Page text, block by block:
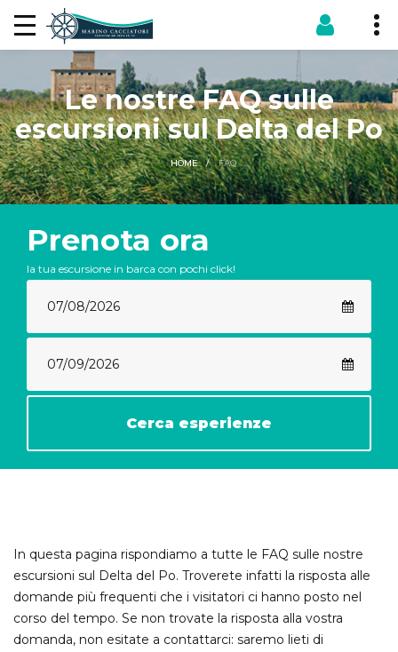
Le nostre FAQ sulle
escursioni sul Delta del Po
HOME FAQ
Prenota ora
la tua escursione in barca con pochi click!
Cerca esperienze
In questa pagina rispondiamo a tutte le FAQ sulle nostre
escursioni sul Delta del Po. Troverete infatti la risposta alle
domande più frequenti che i visitatori ci hanno posto nel
corso del tempo. Se non trovate la risposta alla vostra
domanda, non esitate a contattarci: saremo lieti di